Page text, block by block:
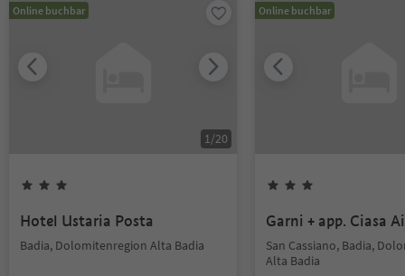
Online buchbar
1/20
Hotel Ustaria Posta
Badia, Dolomitenregion Alta Badia
Online buchbar
Garni + app. Ciasa
San Cassiano, Badia,
Alta Badia